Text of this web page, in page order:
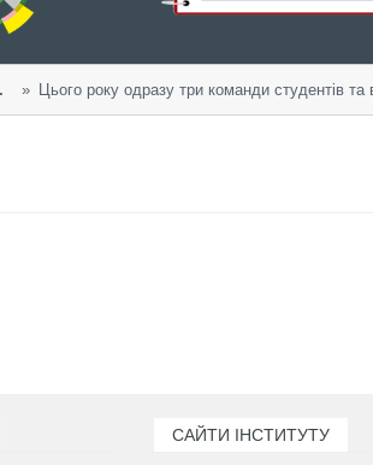
Цього року одразу три команди студентів та
САЙТИ ІНСТИТУТУ